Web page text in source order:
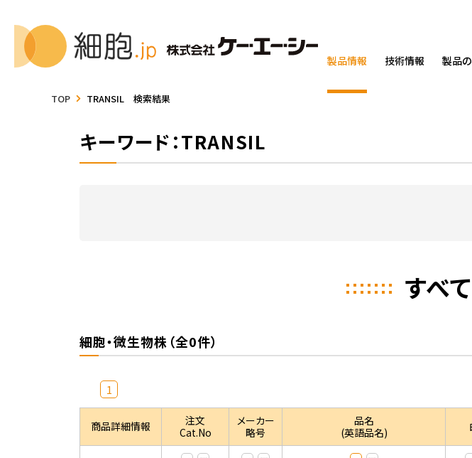
製品情報 技術情報 製品の
TOP TRANSIL 検索結果
キーワード：TRANSIL
すべ
細胞・微生物株（全0件）
1
商品詳細情報
注文
Cat.No
メーカー
略号
品名
(英語品名)